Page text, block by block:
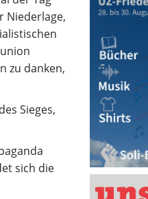
Niederlage,
zu danken,
Sieges,
sich die